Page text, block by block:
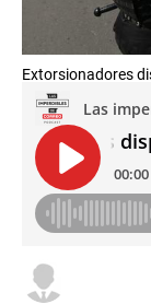
Extorsionadores